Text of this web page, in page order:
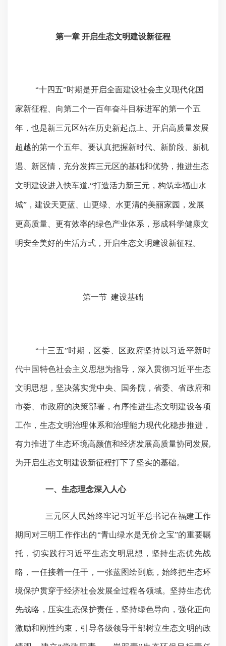
第一章 开启生态文明建设新征程
“十四五”时期是开启全面建设社会主义现代化国
家新征程、向第二个一百年奋斗目标进军的第一个五
年，也是新三元区站在历史新起点上、 开启高质量发展
超越的第一个五年。 要认真把握新时代、新阶段、新机
遇、新区情，充分发挥三元区的基础和优势，推进生态
文明建设进入快车道,“打造活力新三元，构筑幸福山水
城” ， 建设天更蓝、山更绿、水更清的美丽家园，发展
更高质量 、更有效率的绿色产业体系，形成科学健康文
明安全美好的生活方式， 开启生态文明建设新征程。
第一节 建设基础
“十三五”时期，区委、区政府坚持以习近平新时
代中国特色社会主义思想为指导，深入贯彻习近平生态
文明思想，坚决落实党中央、国务院，省委、省政府和
市委、市政府的决策部署，有序推进生态文明建设各项
工作，生态文明治理体系和治理能力现代化稳步推进，
有力推进了生态环境高颜值和经济发展高质量协同发展,
为开启生态文明建设新征程打下了坚实的基础。
一、生态理念深入人心
三元区人民始终牢记习近平总书记在福建工作
期间对三明工作作出的“青山绿水是无价之宝”的重要嘱
托，切实践行习近平生态文明思想， 坚持生态优先战
略，一任接着一任干，一张蓝图绘到底，始终把生态环
境保护贯穿于经济社会发展全过程各领域。 坚持生态优
先战略，压实生态保护责任， 坚持绿色导向，强化正向
激励和刚性约束，引导各级领导干部树立生态文明的政